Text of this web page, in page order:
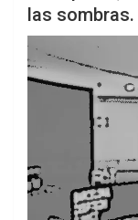
s
A
p
p
er
las